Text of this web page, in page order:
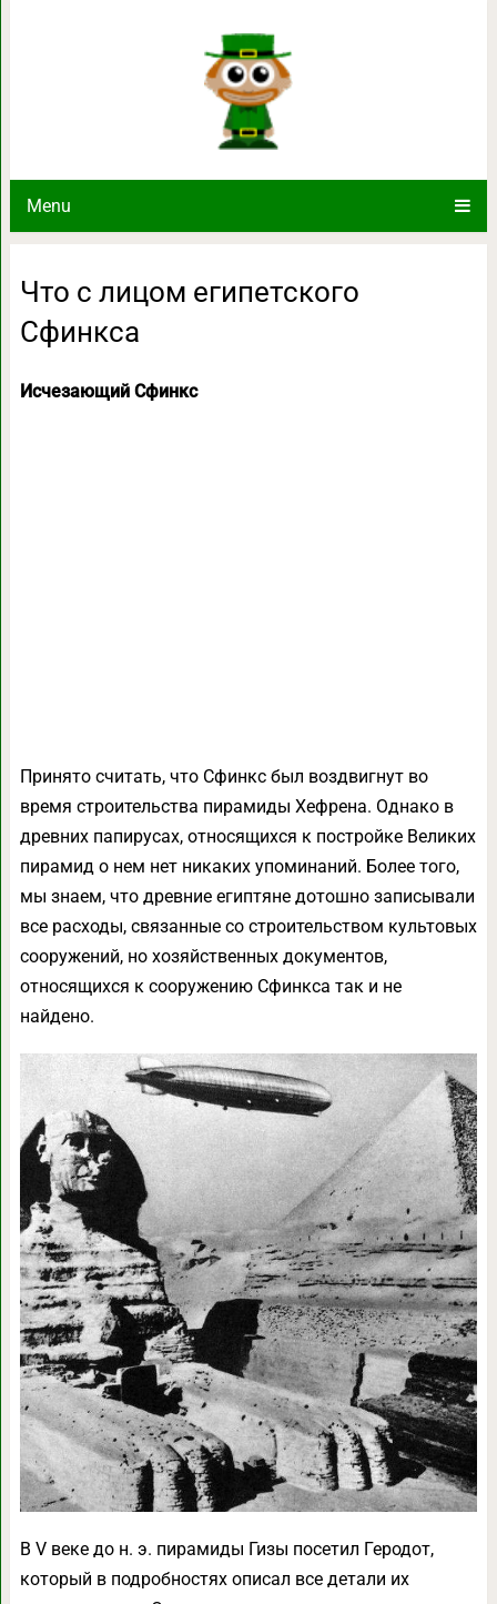
Menu
Что с лицом
Что с лицом египетского
Сфинкса
Исчезающий Сфинкс
Принято считать, что Сфинкс был воздвигнут во
время строительства пирамиды Хефрена. Однако в
древних папирусах, относящихся к постройке Великих
пирамид о нем нет никаких упоминаний. Более того,
мы знаем, что древние египтяне дотошно записывали
все расходы, связанные со строительством культовых
сооружений, но хозяйственных документов,
относящихся к сооружению Сфинкса так и не
найдено.
В V веке до н. э. пирамиды Гизы посетил Геродот,
который в подробностях описал все детали их